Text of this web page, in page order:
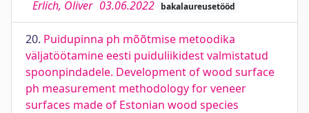
Erlich, Oliver 03.06.2022 bakalaureusetööd
20. Puidupinna ph mõõtmise metoodika
väljatöötamine eesti puiduliikidest valmistatud
spoonpindadele. Development of wood surface
ph measurement methodology for veneer
surfaces made of Estonian wood species